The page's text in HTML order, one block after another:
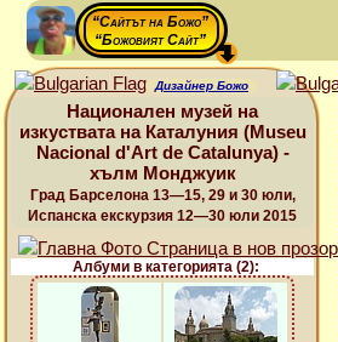
“Сайтът на Божо”
“Божовият Сайт”
Дизайнер Божо
Национален музей на
изкуствата на Каталуния (Museu
Nacional d'Art de Catalunya) -
хълм Монджуик
Град Барселона 13—15, 29 и 30 юли,
Испанска екскурзия 12—30 юли 2015
Албуми в категорията (2):